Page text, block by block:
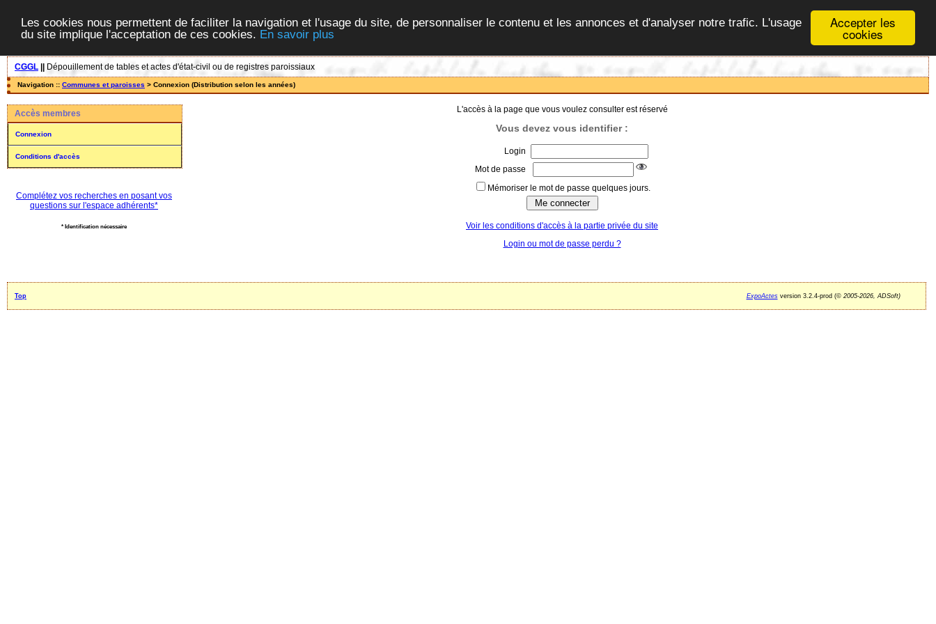
Accepter les
cookies
Les cookies nous permettent de faciliter la navigation et l'usage du site, de personnaliser le contenu et les annonces et d'analyser notre trafic. L'usage
du site implique l'acceptation de ces cookies. En savoir plus
CGGL Dépouillement de tables et actes d'état-civil ou de registres paroissiaux
Navigation :: Communes et paroisses > Connexion (Distribution selon les années)
Accès membres
Connexion
Conditions d'accès
Complétez vos recherches en posant vos
questions sur l'espace adhérents*
* Identification nécessaire
L'accès à la page que vous voulez consulter est réservé
Vous devez vous identifier :
Login
Mot de passe
Mémoriser le mot de passe quelques jours.
Voir les conditions d'accès à la partie privée du site
Login ou mot de passe perdu ?
Top ExpoActesversion 3.2.4-prod (©2005-2026, ADSoft)